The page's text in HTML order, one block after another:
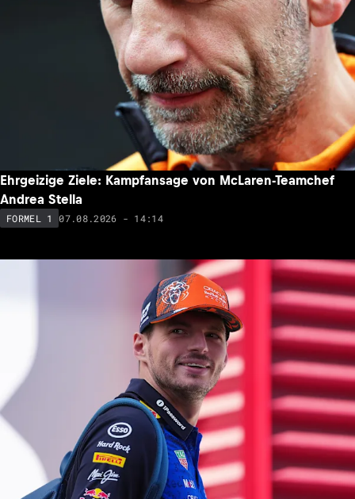
Ehrgeizige Ziele: Kampfansage von McLaren-Teamchef
Andrea Stella
FORMEL 1 07.08.2026 - 14:14